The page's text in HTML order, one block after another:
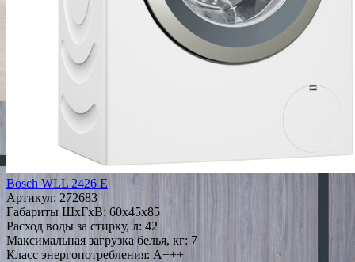
Bosch WLL 2426 E
Артикул: 272683
Габариты ШxГxВ: 60x45x85
Расход воды за стирку, л: 42
Максимальная загрузка белья, кг: 7
Класс энергопотребления: A+++